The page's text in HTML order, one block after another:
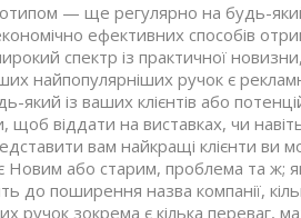
— ще регулярно на будь-
ефективних способів
спектр із практичної
найпопулярніших ручок є
із ваших клієнтів або
віддати на виставках, чи
вам найкращі клієнти
або старим, проблема та ж;
до поширення назва компанії,
ручок зокрема є кілька переваг,